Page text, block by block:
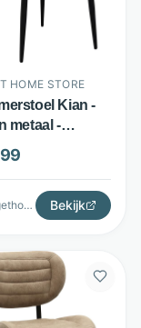
HOME STORE
Kian -
metaal -
- Antraciet
Home Store
Budgethomestore Bekijk